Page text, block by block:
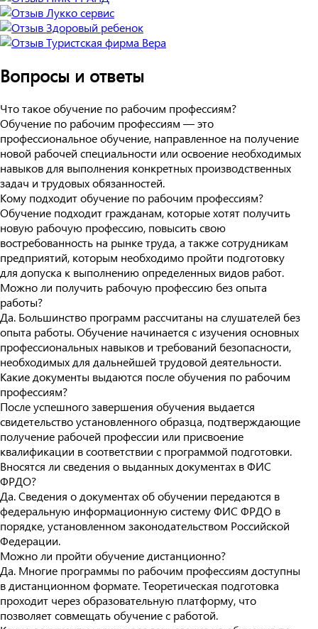
Вопросы и ответы
Что такое обучение по рабочим профессиям?
Обучение по рабочим профессиям — это
профессиональное обучение, направленное на получение
новой рабочей специальности или освоение необходимых
навыков для выполнения конкретных производственных
задач и трудовых обязанностей.
Кому подходит обучение по рабочим профессиям?
Обучение подходит гражданам, которые хотят получить
новую рабочую профессию, повысить свою
востребованность на рынке труда, а также сотрудникам
предприятий, которым необходимо пройти подготовку
для допуска к выполнению определенных видов работ.
Можно ли получить рабочую профессию без опыта
работы?
Да. Большинство программ рассчитаны на слушателей без
опыта работы. Обучение начинается с изучения основных
профессиональных навыков и требований безопасности,
необходимых для дальнейшей трудовой деятельности.
Какие документы выдаются после обучения по рабочим
профессиям?
После успешного завершения обучения выдается
свидетельство установленного образца, подтверждающие
получение рабочей профессии или присвоение
квалификации в соответствии с программой подготовки.
Вносятся ли сведения о выданных документах в ФИС
ФРДО?
Да. Сведения о документах об обучении передаются в
федеральную информационную систему ФИС ФРДО в
порядке, установленном законодательством Российской
Федерации.
Можно ли пройти обучение дистанционно?
Да. Многие программы по рабочим профессиям доступны
в дистанционном формате. Теоретическая подготовка
проходит через образовательную платформу, что
позволяет совмещать обучение с работой.